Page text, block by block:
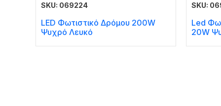
SKU: 069224
LED Φωτιστικό Δρόμου 200W
Ψυχρό Λευκό
SKU:
Led
20W